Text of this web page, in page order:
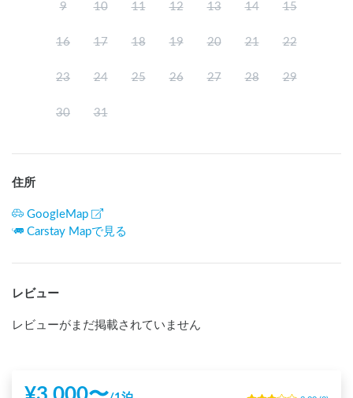
9 10 11 12 13 14 15
16 17 18 19 20 21 22
23 24 25 26 27 28 29
30 31
住所
GoogleMap
Carstay Mapで見る
レビュー
レビューがまだ掲載されていません